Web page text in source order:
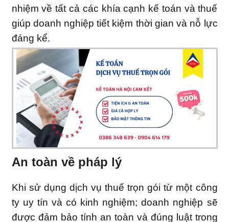
nhiệm về tất cả các khía cạnh kế toán và thuế
giúp doanh nghiệp tiết kiệm thời gian và nỗ lực
đáng kể.
An toàn về pháp lý
Khi sử dụng dịch vụ thuế trọn gói từ một công
ty uy tín và có kinh nghiệm; doanh nghiệp sẽ
được đảm bảo tính an toàn và đúng luật trong